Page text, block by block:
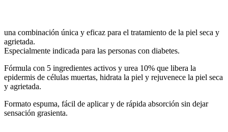
una combinación única y eficaz para el tratamiento de la piel seca y
agrietada.
Especialmente indicada para las personas con diabetes.
Fórmula con 5 ingredientes activos y urea 10% que libera la
epidermis de células muertas, hidrata la piel y rejuvenece la piel seca
y agrietada.
Formato espuma, fácil de aplicar y de rápida absorción sin dejar
sensación grasienta.